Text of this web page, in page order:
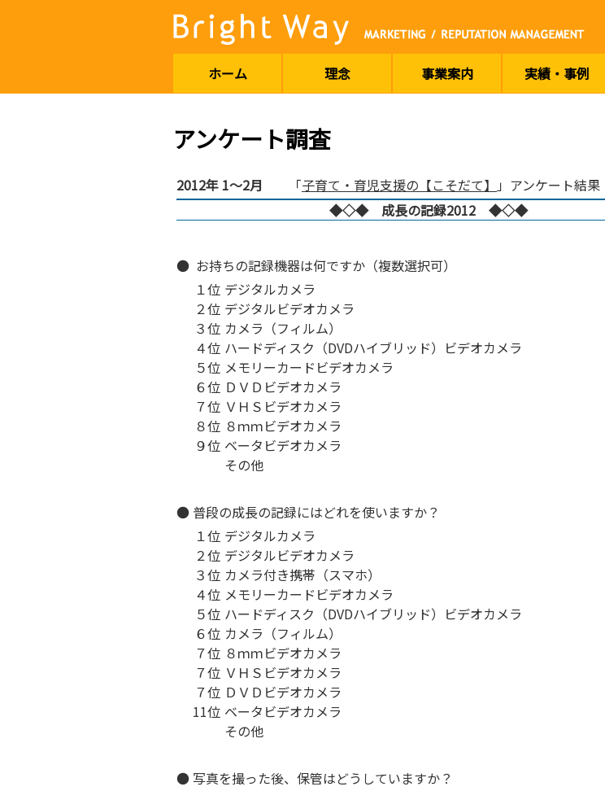
ホーム 理念 事業案内 実績・事例
アンケート調査
2012年 1～2月 「子育て・育児支援の【こそだて】 」アンケート結果
◆◇◆ 成長の記録2012 ◆◇◆
● お持ちの記録機器は何ですか（複数選択可）
１位
２位
３位
４位
５位
６位
７位
８位
９位
デジタルカメラ
デジタルビデオカメラ
カメラ（フィルム）
ハードディスク（DVDハイブリッド）ビデオカメラ
メモリーカードビデオカメラ
ＤＶＤビデオカメラ
ＶＨＳビデオカメラ
８ｍｍビデオカメラ
ベータビデオカメラ
その他
● 普段の成長の記録にはどれを使いますか？
１位
２位
３位
４位
５位
６位
７位
７位
７位
11位
デジタルカメラ
デジタルビデオカメラ
カメラ付き携帯（スマホ）
メモリーカードビデオカメラ
ハードディスク（DVDハイブリッド）ビデオカメラ
カメラ（フィルム）
８ｍｍビデオカメラ
ＶＨＳビデオカメラ
ＤＶＤビデオカメラ
ベータビデオカメラ
その他
● 写真を撮った後、保管はどうしていますか？